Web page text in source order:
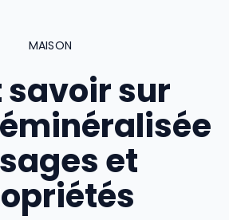
MAISON
savoir sur
et